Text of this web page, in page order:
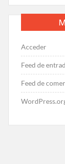
Acceder
Feed de
Feed de